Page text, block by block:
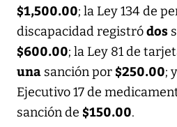
$1,500.00; la Ley 134 de
discapacidad registródos
$600.00; la Ley 81 de
una sanción por $250.00;
Ejecutivo 17 de
sanción de $150.00.